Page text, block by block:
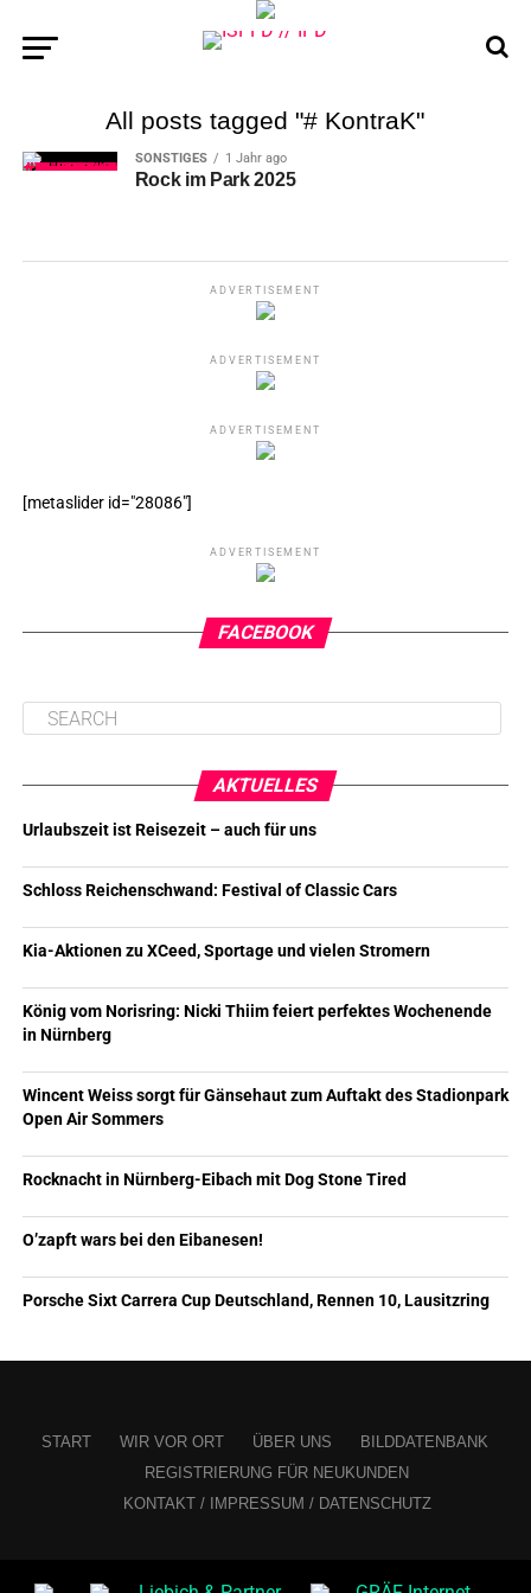
All posts tagged "# KontraK"
SONSTIGES 1 Jahr ago
Rock im Park 2025
ADVERTISEMENT
ADVERTISEMENT
ADVERTISEMENT
[metaslider id="28086"]
ADVERTISEMENT
FACEBOOK
AKTUELLES
Urlaubszeit ist Reisezeit – auch für uns
Schloss Reichenschwand: Festival of Classic Cars
Kia-Aktionen zu XCeed, Sportage und vielen Stromern
König vom Norisring: Nicki Thiim feiert perfektes Wochenende
in Nürnberg
Wincent Weiss sorgt für Gänsehaut zum Auftakt des Stadionpark
Open Air Sommers
Rocknacht in Nürnberg-Eibach mit Dog Stone Tired
O’zapft wars bei den Eibanesen!
Porsche Sixt Carrera Cup Deutschland, Rennen 10, Lausitzring
START WIR VOR ORT ÜBER UNS
BILDDATENBANK
REGISTRIERUNG FÜR NEUKUNDEN
KONTAKT / IMPRESSUM / DATENSCHUTZ